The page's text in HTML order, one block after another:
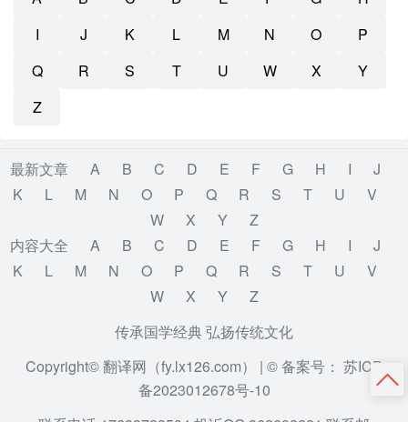
I
J K L M N O
P
Q
R S T U W X
Y
Z
最新文章 A B C D E F G H I
J
K
L M N O P Q R S T U
V
W
X Y
Z
内容大全
A B C D E F G H I
J
K
L M N O P Q R S T U
V
W
X Y
Z
传承国学经典 弘扬传统文化
Copyright© 翻译网（fy.lx126.com） | © 备案号： 苏ICP
备2023012678号-10